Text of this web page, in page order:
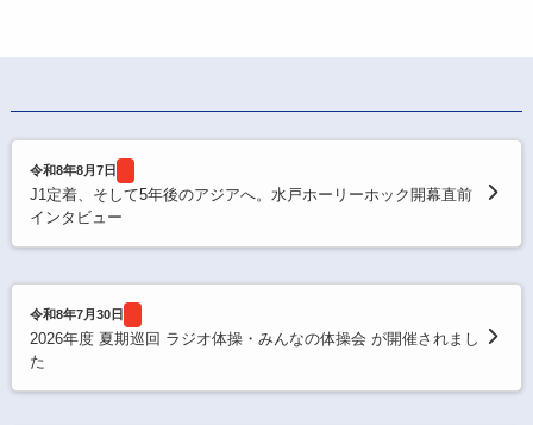
令和8年8月7日
J1定着、そして5年後のアジアへ。水戸ホーリーホック開幕直前
インタビュー
令和8年7月30日
2026年度 夏期巡回 ラジオ体操・みんなの体操会 が開催されまし
た